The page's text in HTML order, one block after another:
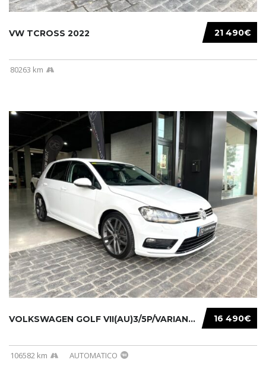
21 490€
VW TCROSS 2022
80263 km
16 490€
VOLKSWAGEN GOLF VII(AU)3/5P/VARIANT(12-16 20...
106582 km AUTOMATICO